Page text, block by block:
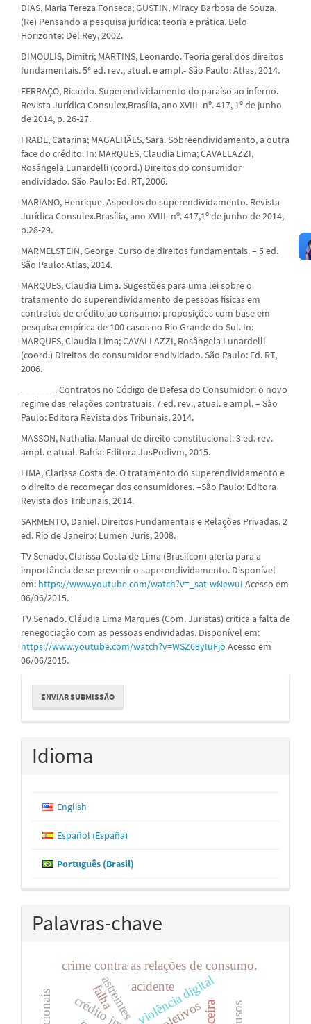
DIAS, Maria Tereza Fonseca; GUSTIN, Miracy Barbosa de Souza.
(Re) Pensando a pesquisa jurídica: teoria e prática. Belo
Horizonte: Del Rey, 2002.
DIMOULIS, Dimitri; MARTINS, Leonardo. Teoria geral dos direitos
fundamentais. 5ª ed. rev., atual. e ampl.- São Paulo: Atlas, 2014.
FERRAÇO, Ricardo. Superendividamento do paraíso ao inferno.
Revista Jurídica Consulex.Brasília, ano XVIII- nº. 417, 1º de junho
de 2014, p. 26-27.
FRADE, Catarina; MAGALHÃES, Sara. Sobreendividamento, a outra
face do crédito. In: MARQUES, Claudia Lima; CAVALLAZZI,
Rosângela Lunardelli (coord.) Direitos do consumidor
endividado. São Paulo: Ed. RT, 2006.
MARIANO, Henrique. Aspectos do superendividamento. Revista
Jurídica Consulex.Brasília, ano XVIII- nº. 417,1º de junho de 2014,
p.28-29.
MARMELSTEIN, George. Curso de direitos fundamentais. – 5 ed.
São Paulo: Atlas, 2014.
MARQUES, Claudia Lima. Sugestões para uma lei sobre o
tratamento do superendividamento de pessoas físicas em
contratos de crédito ao consumo: proposições com base em
pesquisa empírica de 100 casos no Rio Grande do Sul. In:
MARQUES, Claudia Lima; CAVALLAZZI, Rosângela Lunardelli
(coord.) Direitos do consumidor endividado. São Paulo: Ed. RT,
2006.
_______. Contratos no Código de Defesa do Consumidor: o novo
regime das relações contratuais. 7 ed. rev., atual. e ampl. – São
Paulo: Editora Revista dos Tribunais, 2014.
MASSON, Nathalia. Manual de direito constitucional. 3 ed. rev.
ampl. e atual. Bahia: Editora JusPodivm, 2015.
LIMA, Clarissa Costa de. O tratamento do superendividamento e
o direito de recomeçar dos consumidores. –São Paulo: Editora
Revista dos Tribunais, 2014.
SARMENTO, Daniel. Direitos Fundamentais e Relações Privadas. 2
ed. Rio de Janeiro: Lumen Juris, 2008.
TV Senado. Clarissa Costa de Lima (Brasilcon) alerta para a
importância de se prevenir o superendividamento. Disponível
em: https://www.youtube.com/watch?v=_sat-wNewuI Acesso em
06/06/2015.
TV Senado. Cláudia Lima Marques (Com. Juristas) critica a falta de
renegociação com as pessoas endividadas. Disponível em:
https://www.youtube.com/watch?v=WSZ68yIuFjo Acesso em
06/06/2015.
Enviar
Submissão
ENVIAR SUBMISSÃO
Idioma
English
Español (España)
Português (Brasil)
Palavras-chave
violência digital
astreintes
crime contra as relações de consumo.
coletivos
acidente
falha